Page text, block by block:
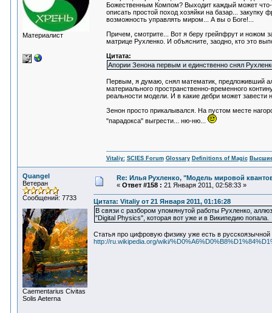
Материалист
Божественным Компом? Выходит каждый может
описать простой поход хозяйки на базар... закупку
возможность управлять миром... А вы о Боге!...
Причем, смотрите... Вот я беру грейпфрут и ножом
матрице Рухленко. И объясните, заодно, кто это
Цитата:
Апории Зенона первым и единственно снял
Первым, я думаю, снял математик, предложивший
материального пространственно-временного
реальности модели. И в какие дебри может завести
Зенон просто прикалывался. На пустом месте
"парадокса" выгрести... ню-ню...
Vitaliy: SCIES Forum Glossary Definitions of Magic
Quangel
Ветеран
Сообщений: 7733
Сaementarius Civitas
Solis Aeterna
Re: Илья Рухленко, "Модель мировой
« Ответ #158 : 21 Января 2011, 02:58:33 »
Цитата: Vitaliy от 21 Января 2011, 01:16:28
В связи с разбором упомянутой работы Рухленко,
"Digital Physics", которая вот уже и в Википедию попала.
Статья про цифровую физику уже есть в русскоязычной
http://ru.wikipedia.org/wiki/